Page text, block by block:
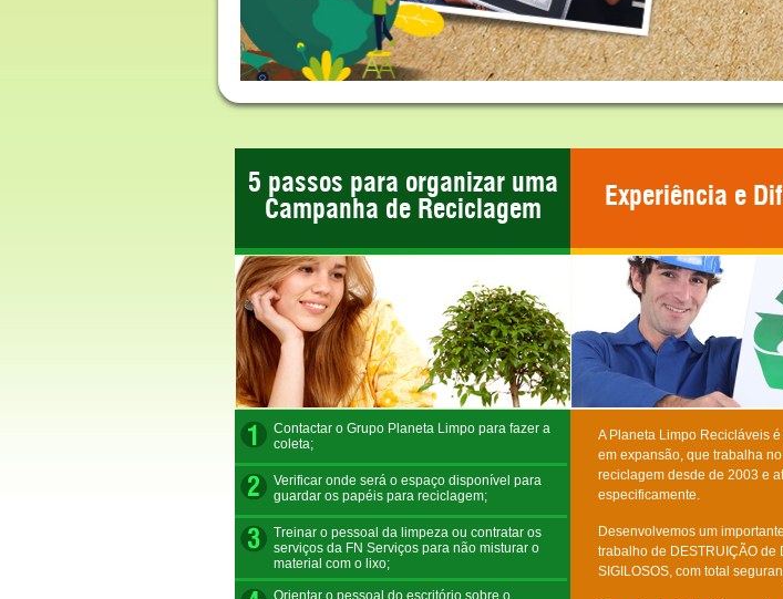
5 passos para organizar uma
Campanha de Reciclagem
Contactar o Grupo Planeta Limpo para fazer a
coleta;
Verificar onde será o espaço disponível para
guardar os papéis para reciclagem;
Treinar o pessoal da limpeza ou contratar os
serviços da FN Serviços para não misturar o
material com o lixo;
Orientar o pessoal do escritório sobre o
Experiência e
A Planeta Limpo Recicláveis
em expansão, que trabalha
reciclagem desde de 2003 e
especificamente.
Desenvolvemos um
trabalho de DESTRUIÇÃO de
SIGILOSOS, com total